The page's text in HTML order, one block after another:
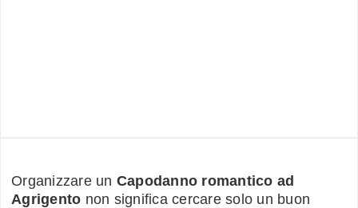
Organizzare un Capodanno romantico ad
Agrigento non significa cercare solo un buon